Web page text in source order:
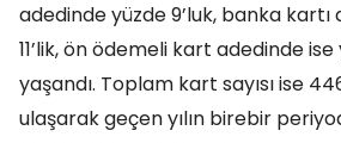
adedinde yüzde 9’luk, banka
11’lik, ön ödemeli kart adedinde ise
yaşandı. Toplam kart sayısı ise
ulaşarak geçen yılın birebir